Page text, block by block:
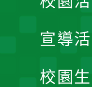
宣導
校園